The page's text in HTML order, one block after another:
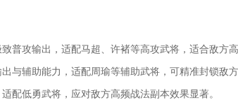
普攻输出，适配马超、许褚等高攻武将，适合敌方高
与辅助能力，适配周瑜等辅助武将，可精准封锁敌
配低勇武将，应对敌方高频战法副本效果显著。